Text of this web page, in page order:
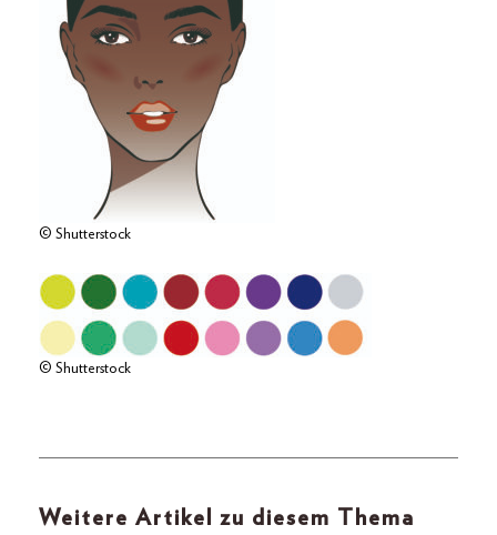
© Shutterstock
© Shutterstock
Weitere Artikel zu diesem Thema